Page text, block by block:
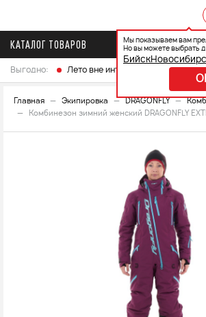
Мы показываем вам
Но вы можете выбрать
Бийск
КАТАЛОГ ТОВАРОВ
Выгодно: Лето вне интренета
Главная Экипировка DRAGONFLY
Комбинезон зимний женский DRAGONFLY